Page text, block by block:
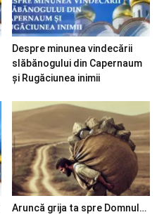
Despre minunea vindecării
slăbănogului din Capernaum
și Rugăciunea inimii
Aruncă grija ta spre Domnul…